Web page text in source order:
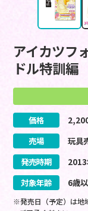
アイカツフ
ドル特訓編
価格
売場
玩具
発売時期
2013
対象年齢
6歳
※発売日（予定）は地